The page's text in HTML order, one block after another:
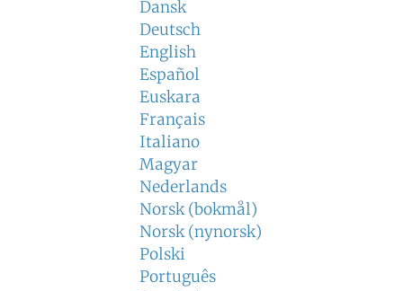
Dansk
Deutsch
English
Español
Euskara
Français
Italiano
Magyar
Nederlands
Norsk (bokmål)
Norsk (nynorsk)
Polski
Português